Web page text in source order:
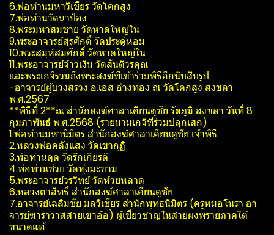
6.พ่อท่านมหาวิเชียร วัดโคกสูง
7.พ่อท่านวัดนาป๋อง
8.พระมหาสมชาย วัดหาดใหญ่ใน
9.พระอาจารย์สุรศักดิ์ วัดประดู่หอม
10.พระสมุห์สมศักดิ์ วัดหาดใหญ่ใน
11.พระอาจารย์จ้าวเงิน วัดสันติวรคุณ
และพระเกจิรวมถึงพระสงฆ์​ที่เข้าร่วมพิธีอีกนับสิบรูป
-อาจารย์ผู้บวงสรวง​ อ.​เอส อ่างทอง ณ วัดโคกสูง สงขลา
พ.ศ.2567
**พิธีที่ 2**ณ สำนักสงฆ์​ศาลา​เคียน​ตู​ชัย​ รัตภูมิ​ สงขลา​ วันที่ 8
กุมภาพันธ์​ พ.ศ.2568 (รายนามเกจิที่ร่วมปลุกเสก)
1.พ่อท่านมหานิ​มิตร​ สำนักสงฆ์​ศาลา​เคียน​ตู​ชัย​ เจ้าพิธี
2.หลวงพ่อคลังแสง วัดเขา​กุฏิ
3.พ่อท่านตุด วัดรักเกียรติ
4.พ่อท่านช่วย วัดทุ่งมะขาม
5.พระอาจารย์​วรวิทย์​ วัดห้วยหลาด
6.หลวงตาสิทธิ์​ สำนักสงฆ์​ศาลา​เคียน​ตู​ชัย
7.อาจารย์เฉลิม​ชัย มล​วิเชียร​ สำนักพุทธ​นิ​มิตร​ (ครูหมอโนรา อา
จารย์ฆาราวาสสายเขาอ้อ) ผู้เชี่ยวชาญในสายผงพรายภาคใต้
ขนาดแท้